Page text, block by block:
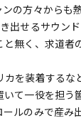
の方々からも
出せるサウン
無く、求道
を装着する
て一役を担う
ルのみで産